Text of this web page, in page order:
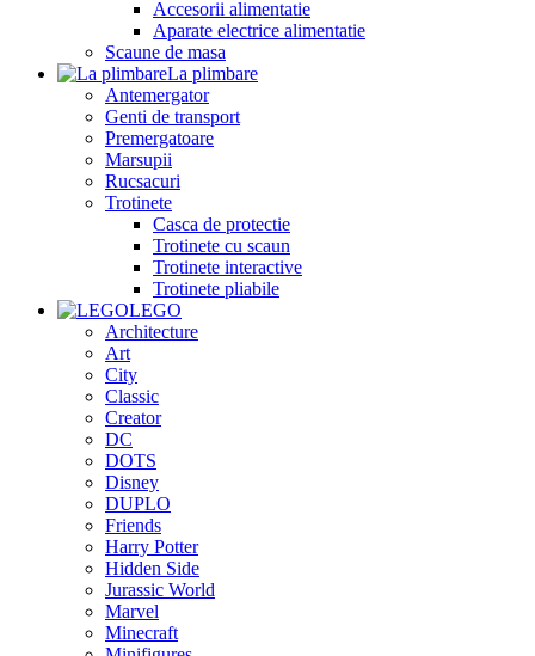
Accesorii alimentatie
Aparate electrice alimentatie
Scaune de masa
La plimbare
Antemergator
Genti de transport
Premergatoare
Marsupii
Rucsacuri
Trotinete
Casca de protectie
Trotinete cu scaun
Trotinete interactive
Trotinete pliabile
LEGO
Architecture
Art
City
Classic
Creator
DC
DOTS
Disney
DUPLO
Friends
Harry Potter
Hidden Side
Jurassic World
Marvel
Minecraft